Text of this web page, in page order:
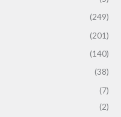
(249)
(201)
(140)
(38)
(7)
(2)